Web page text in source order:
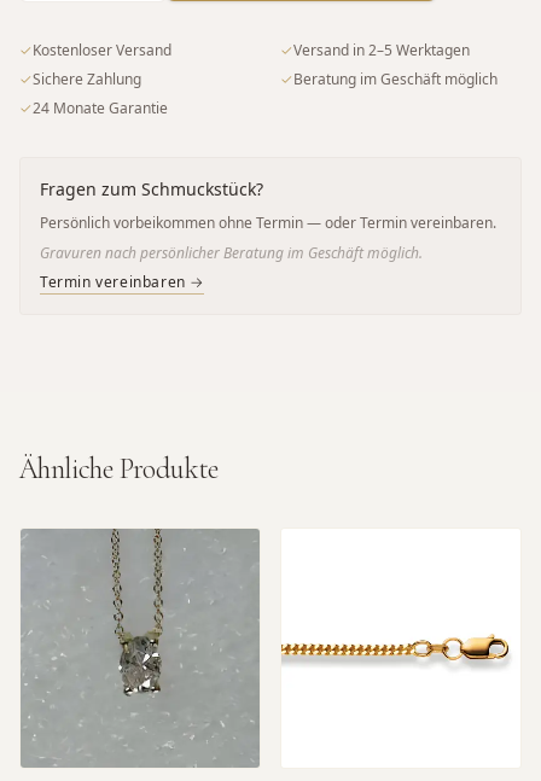
✓Kostenloser Versand ✓Versand in 2–5 Werktagen
✓Sichere Zahlung ✓Beratung im Geschäft möglich
✓24 Monate Garantie
Fragen zum Schmuckstück?
Persönlich vorbeikommen ohne Termin — oder Termin vereinbaren.
Gravuren nach persönlicher Beratung im Geschäft möglich.
Termin vereinbaren →
Ähnliche Produkte